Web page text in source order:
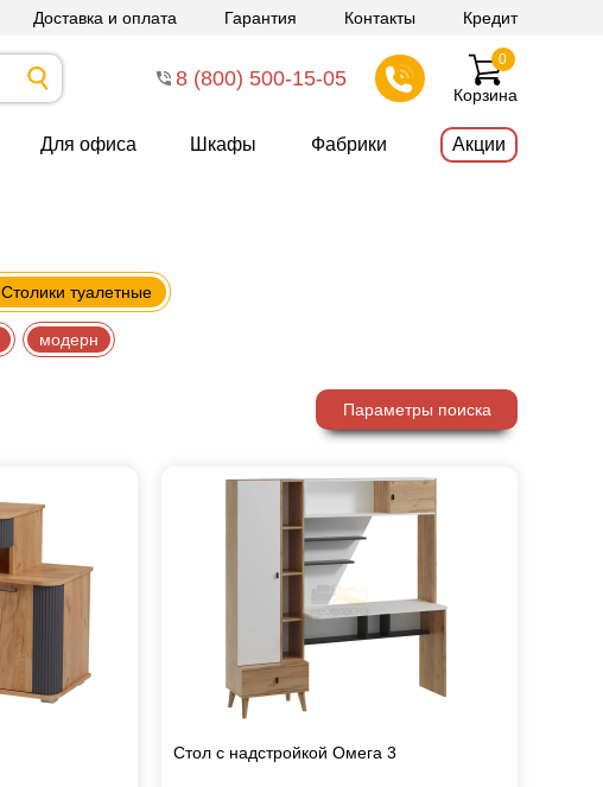
Доставка и оплата Гарантия Контакты Кредит
8 (800) 500-15-05
Корзина
0
Для офиса Шкафы Фабрики Акции
Столики туалетные
модерн
Параметры поиска
Стол с надстройкой Омега 3